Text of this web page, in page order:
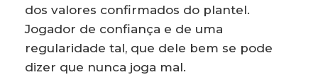
dos valores confirmados do plantel.
Jogador de confiança e de uma
regularidade tal, que dele bem se pode
dizer que nunca joga mal.